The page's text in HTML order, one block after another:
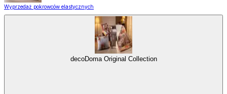
Wyprzedaż pokrowców elastycznych
decoDoma Original Collection